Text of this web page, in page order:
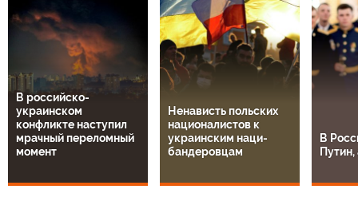
В российско-
украинском
конфликте наступил
мрачный переломный
момент
Ненависть польских
националистов к
украинским наци-
бандеровцам
В